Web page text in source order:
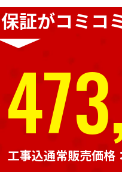
証がコミコ
工事込通常販売価